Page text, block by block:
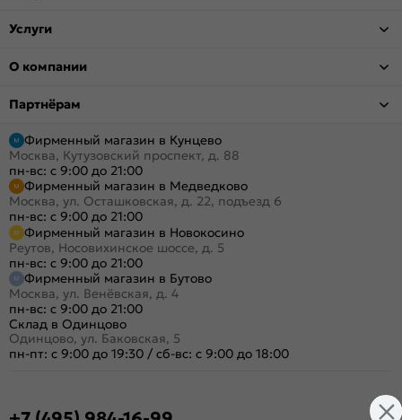
Услуги
О компании
Партнёрам
Фирменный магазин в Кунцево
Москва, Кутузовский проспект, д. 88
пн-вс: с 9:00 до 21:00
Фирменный магазин в Медведково
Москва, ул. Осташковская, д. 22, подъезд 6
пн-вс: с 9:00 до 21:00
Фирменный магазин в Новокосино
Реутов, Носовихинское шоссе, д. 5
пн-вс: с 9:00 до 21:00
Фирменный магазин в Бутово
Москва, ул. Венёвская, д. 4
пн-вс: с 9:00 до 21:00
Склад в Одинцово
Одинцово, ул. Баковская, 5
пн-пт: с 9:00 до 19:30 / сб-вс: с 9:00 до 18:00